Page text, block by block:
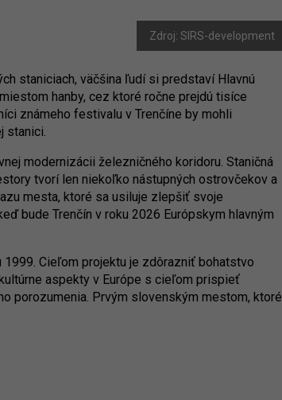
Zdroj: SIRS-development
staniciach, väčšina ľudí si predstaví Hlavnú
hanby, cez ktoré ročne prejdú tisíce
známeho festivalu v Trenčíne by mohli
stanici.
modernizácii železničného koridoru. Staničná
tvorí len niekoľko nástupných ostrovčekov a
mesta, ktoré sa usiluje zlepšiť svoje
bude Trenčín v roku 2026 Európskym hlavným
Cieľom projektu je zdôrazniť bohatstvo
aspekty v Európe s cieľom prispieť
porozumenia. Prvým slovenským mestom, ktoré